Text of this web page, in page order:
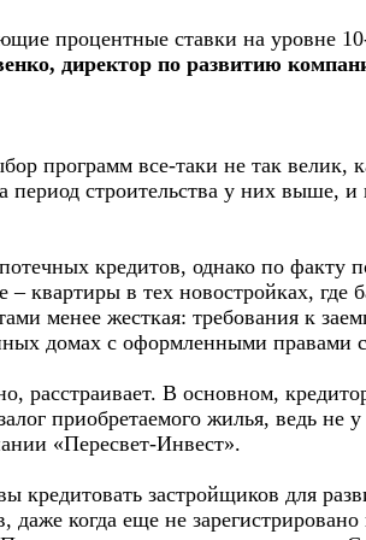
процентные ставки на уровне
директор по развитию
программ все-таки не так велик,
строительства у них выше, и
кредитов, однако по
в тех новостройках, где
менее жесткая: требования к
домах с оформленными правами
В основном,
приобретаемого жилья, ведь не
«Пересвет-Инвест».
кредитовать застройщиков для
даже когда еще не